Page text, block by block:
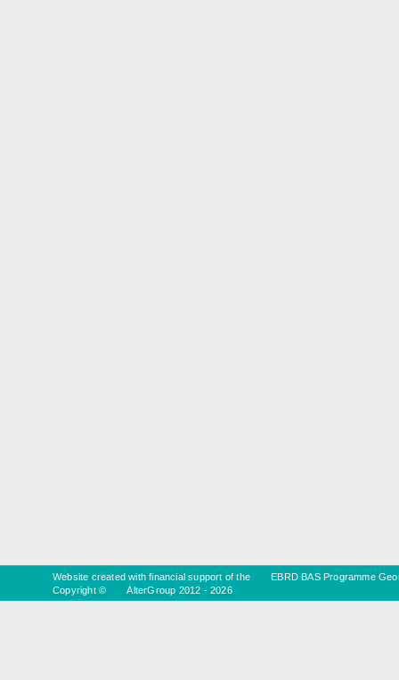
Website created with financial support of the
EBRD BAS Programme
Copyright ©
AlterGroup 2012 - 2026